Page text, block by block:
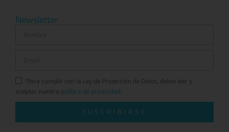
Newsletter
*Para cumplir con la Ley de Protección de Datos, debes leer y
aceptar nuestra política de privacidad.
SUSCRIBIRSE